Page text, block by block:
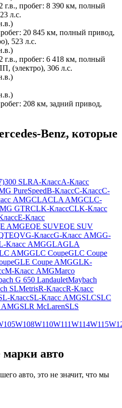
пробег: 8 390 км, полный
л.с.
20 845 км, полный привод,
523 л.с.
пробег: 6 418 км, полный
(электро), 306 л.с.
208 км, задний привод,
Benz, которые
300 SLRA-КлассA-Класс
PureSpeedB-КлассC-КлассC-
AMGCLACLA AMGCLC-
GTRCLK-КлассCLK-Класс
E-Класс
AMGEQE SUVEQE SUV
EQVG-КлассG-Класс AMGG-
Класс AMGGLAGLA
AMGGLC CoupeGLC Coupe
GLE Coupe AMGGLK-
M-Класс AMGMarco
G 650 LandauletMaybach
SLMetrisR-КлассR-Класс
КлассSL-Класс AMGSLCSLC
AMGSLR McLarenSLS
W108W110W111W114W115
авто
авто, это не значит, что мы